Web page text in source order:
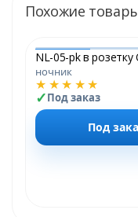
Похожие
ночник
★★★★★
Под заказ
Под